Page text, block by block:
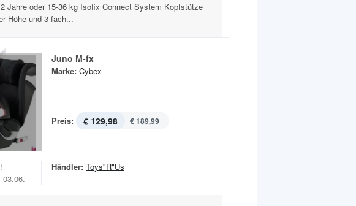
Jahre oder 15-36 kg Isofix Connect System Kopfstütze
Höhe und 3-fach...
Juno M-fx
Marke: Cybex
Preis: € 129,98 € 189,99
Händler: Toys"R"Us